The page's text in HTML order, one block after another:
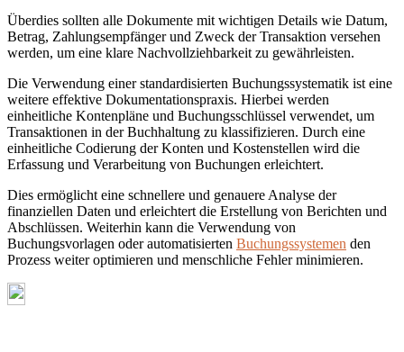
Überdies sollten alle Dokumente mit wichtigen Details wie Datum,
Betrag, Zahlungsempfänger und Zweck der Transaktion versehen
werden, um eine klare Nachvollziehbarkeit zu gewährleisten.
Die Verwendung einer standardisierten Buchungssystematik ist eine
weitere effektive Dokumentationspraxis. Hierbei werden
einheitliche Kontenpläne und Buchungsschlüssel verwendet, um
Transaktionen in der Buchhaltung zu klassifizieren. Durch eine
einheitliche Codierung der Konten und Kostenstellen wird die
Erfassung und Verarbeitung von Buchungen erleichtert.
Dies ermöglicht eine schnellere und genauere Analyse der
finanziellen Daten und erleichtert die Erstellung von Berichten und
Abschlüssen. Weiterhin kann die Verwendung von
Buchungsvorlagen oder automatisierten Buchungssystemen den
Prozess weiter optimieren und menschliche Fehler minimieren.